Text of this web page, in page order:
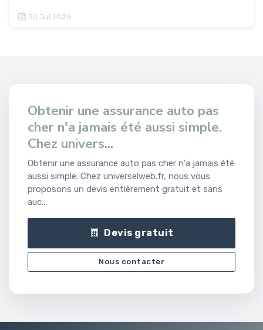
30 Jul 2026
Obtenir une assurance auto pas
cher n'a jamais été aussi simple.
Chez univers...
Obtenir une assurance auto pas cher n'a jamais été
aussi simple. Chez universelweb.fr, nous vous
proposons un devis entièrement gratuit et sans
auc...
Devis gratuit
Nous contacter